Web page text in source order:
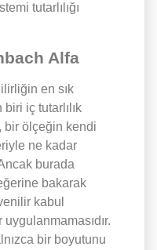
tutarlılığı
Alfa
en sık
iç tutarlılık
bir ölçeğin kendi
ne kadar
burada
bakarak
kabul
bir boyutunu